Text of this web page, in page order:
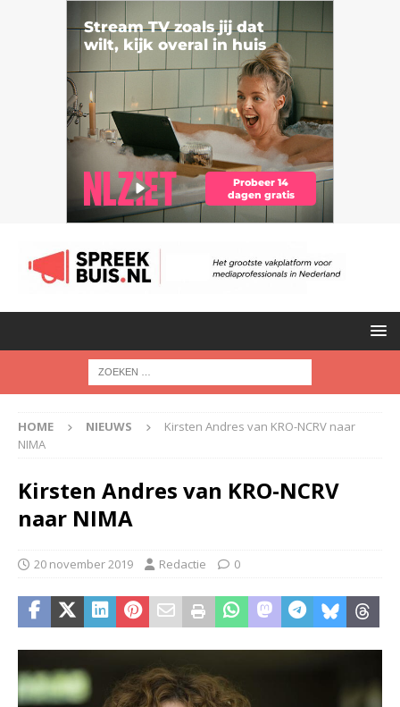
HOME NIEUWS
Kirsten Andres van KRO-NCRV naar
NIMA
Kirsten Andres van KRO-NCRV
naar NIMA
20 november 2019 Redactie 0